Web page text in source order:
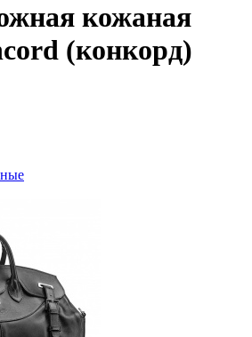
кожаная
(конкорд)